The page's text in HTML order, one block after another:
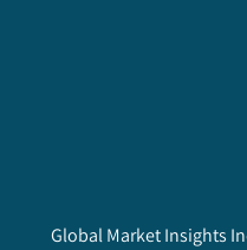
Global Market Insights